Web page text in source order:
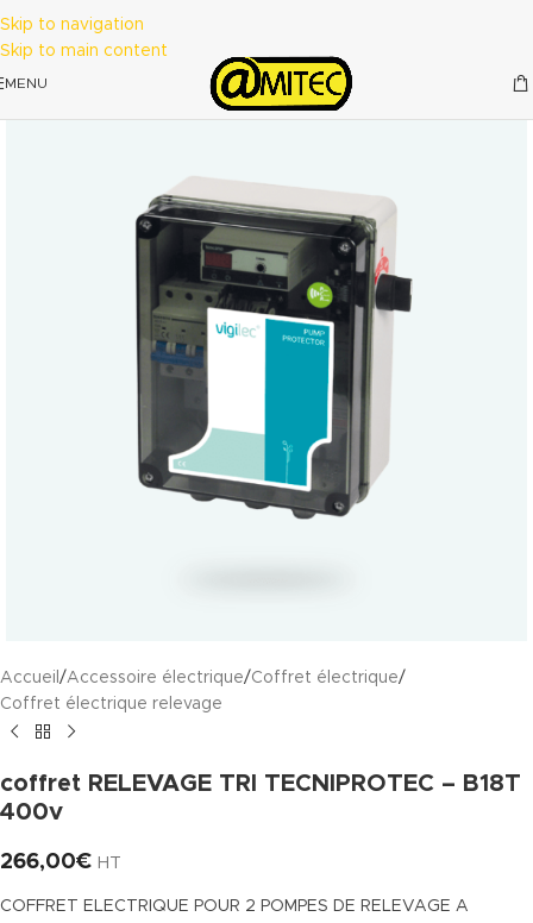
Skip to navigation
Skip to main content
MENU
Accueil /Accessoire électrique/Coffret électrique/
Coffret électrique relevage
coffret RELEVAGE TRI TECNIPROTEC – B18T
400v
266,00€ HT
COFFRET ELECTRIQUE POUR 2 POMPES DE RELEVAGE A